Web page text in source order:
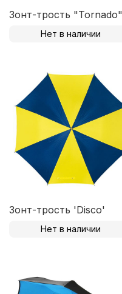
Зонт-трость "Tornado"
Нет в наличии
Зонт-трость 'Disco'
Нет в наличии